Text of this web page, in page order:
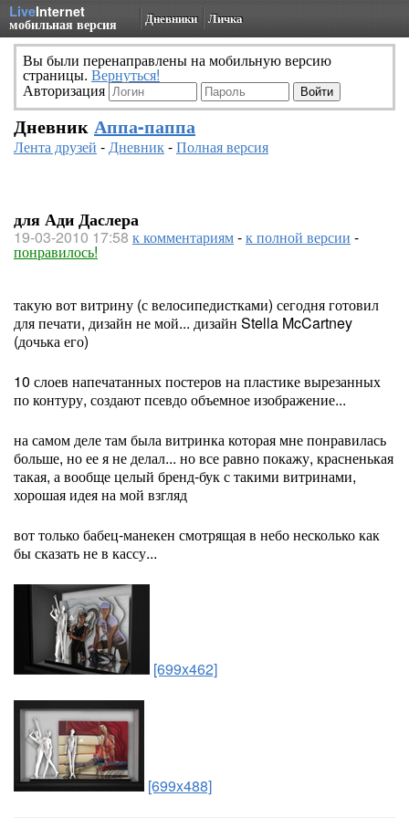
LiveInternet
мобильная версия Дневники Личка
Вы были перенаправлены на мобильную версию
страницы. Вернуться!
Авторизация
Дневник Аппа-паппа
Лента друзей -Дневник-Полная версия
для Ади Даслера
19-03-2010 17:58 к комментариям-к полной версии -
понравилось!
такую вот витрину (с велосипедистками) сегодня готовил
для печати, дизайн не мой... дизайн Stella McCartney
(дочька его)
10 слоев напечатанных постеров на пластике вырезанных
по контуру, создают псевдо объемное изображение...
на самом деле там была витринка которая мне понравилась
больше, но ее я не делал... но все равно покажу, красненькая
такая, а вообще целый бренд-бук с такими витринами,
хорошая идея на мой взгляд
вот только бабец-манекен смотрящая в небо несколько как
бы сказать не в кассу...
[699x462]
[699x488]